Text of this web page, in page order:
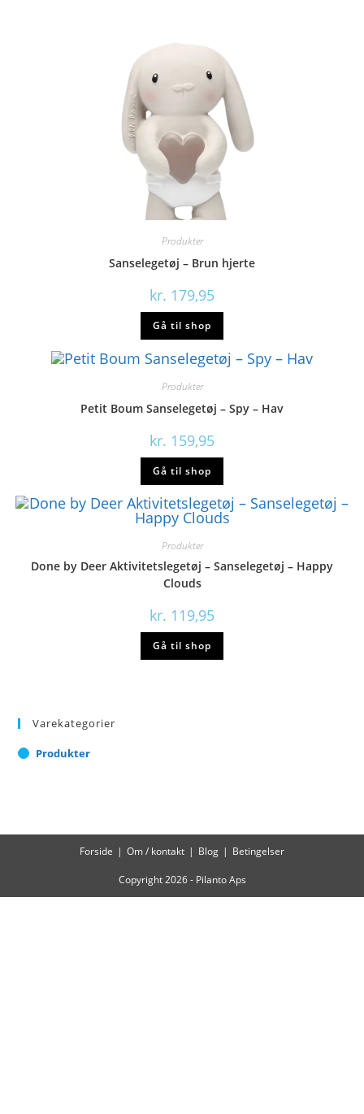
Produkter
Sanselegetøj – Brun hjerte
kr. 179,95
Gå til shop
Produkter
Petit Boum Sanselegetøj – Spy – Hav
kr. 159,95
Gå til shop
Produkter
Done by Deer Aktivitetslegetøj – Sanselegetøj – Happy
Clouds
kr. 119,95
Gå til shop
Varekategorier
Produkter
Forside Om / kontakt Blog Betingelser
Copyright 2026 - Pilanto Aps